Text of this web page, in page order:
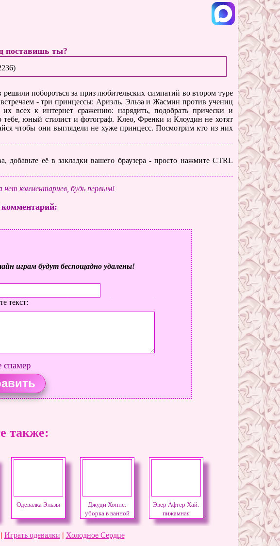
поставишь ты?
)
побороться за приз любительских симпатий во втором туре
- три принцессы: Ариэль, Эльза и Жасмин против учениц
всех к интернет сражению: нарядить, подобрать прически и
тебе, юный стилист и фотограф. Клео, Френки и Клоудин не хотят
чтобы они выглядели не хуже принцесс. Посмотрим кто из них
добавьте её в закладки вашего браузера - просто нажмите CTRL
нет комментариев, будь первым!
играм будут беспощадно удалены!
текст:
спамер
также:
Одевалка Эльзы
Джуди Хоппс:
уборка в ванной
комнате
Эвер Афтер Хай:
пижамная
вечеринка
| Играть одевалки | Холодное Сердце